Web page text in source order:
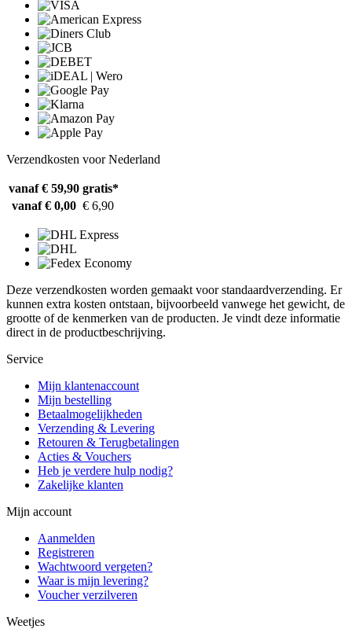
Verzendkosten voor Nederland
vanaf € 59,90 gratis*
vanaf € 0,00 € 6,90
Deze verzendkosten worden gemaakt voor standaardverzending. Er
kunnen extra kosten ontstaan, bijvoorbeeld vanwege het gewicht, de
grootte of de kenmerken van de producten. Je vindt deze informatie
direct in de productbeschrijving.
Service
Mijn klantenaccount
Mijn bestelling
Betaalmogelijkheden
Verzending & Levering
Retouren & Terugbetalingen
Acties & Vouchers
Heb je verdere hulp nodig?
Zakelijke klanten
Mijn account
Aanmelden
Registreren
Wachtwoord vergeten?
Waar is mijn levering?
Voucher verzilveren
Weetjes